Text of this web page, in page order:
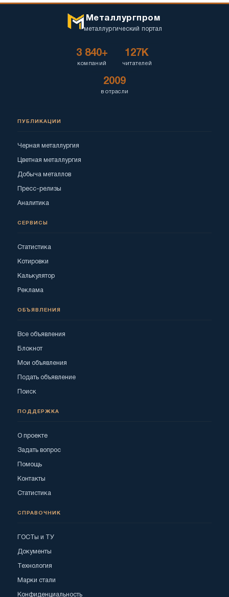
Металлургпром
металлургический портал
3 840+
компаний
127K
читателей
2009
в отрасли
ПУБЛИКАЦИИ
Черная металлургия
Цветная металлургия
Добыча металлов
Пресс-релизы
Аналитика
СЕРВИСЫ
Статистика
Котировки
Калькулятор
Реклама
ОБЪЯВЛЕНИЯ
Все объявления
Блокнот
Мои объявления
Подать объявление
Поиск
ПОДДЕРЖКА
О проекте
Задать вопрос
Помощь
Контакты
Статистика
СПРАВОЧНИК
ГОСТы и ТУ
Документы
Технология
Марки стали
Конфиденциальность